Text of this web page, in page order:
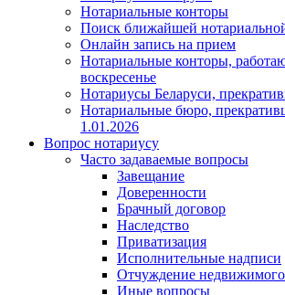
Нотариальные конторы
Поиск ближайшей
Онлайн запись на прием
Нотариальные конторы,
воскресенье
Нотариусы Беларуси,
Нотариальные бюро,
1.01.2026
Вопрос нотариусу
Часто задаваемые вопросы
Завещание
Доверенности
Брачный договор
Наследство
Приватизация
Исполнительные надписи
Отчуждение
Иные вопросы